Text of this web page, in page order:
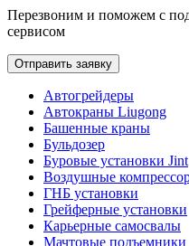
Перезвоним и поможем с
сервисом
Отправить заявку
Автогрейдеры
Автокраны Liugong
Башенные краны
Бульдозер
Буровые установки Jint
Воздушные
ГНБ установки
Грейферные установки
Карьерные самосвалы
Мачтовые подъемники